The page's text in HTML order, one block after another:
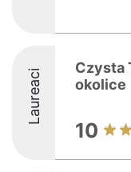
Laureaci
Czysta
okolice
10